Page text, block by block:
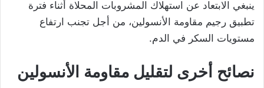
ينبغي الابتعاد عن استهلاك المشروبات المحلاة أثناء فترة
تطبيق رجيم مقاومة الأنسولين، من أجل تجنب ارتفاع
مستويات السكر في الدم.
نصائح أخرى لتقليل مقاومة الأنسولين